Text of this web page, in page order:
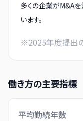
多くの企業がM&A
います。
※2025年度提出
働き方の主要指標
平均勤続年数